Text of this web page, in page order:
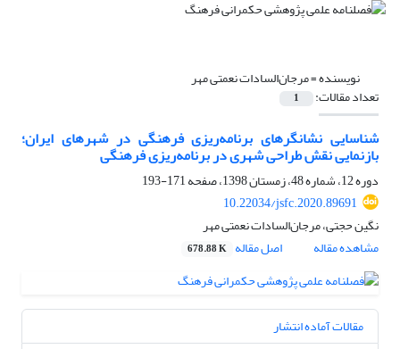
نویسنده =مرجان‌السادات نعمتی مهر
تعداد مقالات: 1
شناسایی نشانگرهای برنامه‌ریزی فرهنگی در شهرهای ایران؛
بازنمایی نقش طراحی شهری در برنامه‌ریزی فرهنگی
دوره 12، شماره 48، زمستان 1398، صفحه
171-193
10.22034/jsfc.2020.89691
نگین حجتی، مرجان‌السادات نعمتی مهر
مشاهده مقاله
اصل مقاله 678.88 K
مقالات آماده انتشار